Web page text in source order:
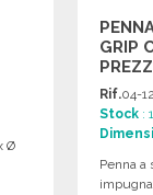
Ø
GRIP
Rif.04-
Stock :
Penna a